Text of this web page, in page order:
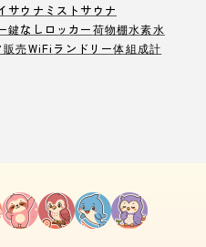
サウナ ミストサウナ
鍵なしロッカー荷物棚水素水
売WiFi ランドリー体組成計